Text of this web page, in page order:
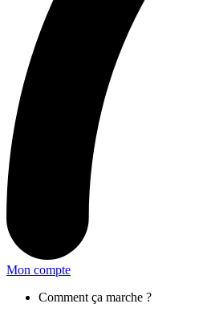
Mon compte
Comment ça marche ?